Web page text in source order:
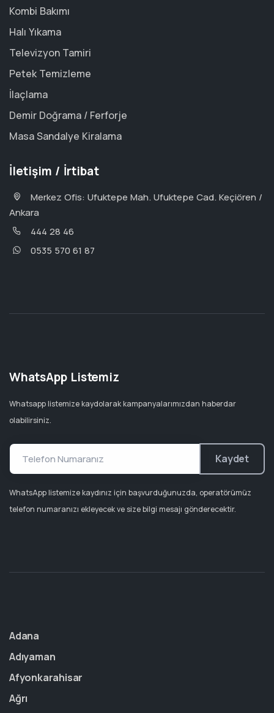
Kombi Bakımı
Halı Yıkama
Televizyon Tamiri
Petek Temizleme
İlaçlama
Demir Doğrama / Ferforje
Masa Sandalye Kiralama
İletişim / İrtibat
Merkez Ofis: Ufuktepe Mah. Ufuktepe Cad. Keçiören /
Ankara
444 28 46
0535 570 61 87
WhatsApp Listemiz
Whatsapp listemize kaydolarak kampanyalarımızdan haberdar
olabilirsiniz.
Kaydet
WhatsApp listemize kaydınız için başvurduğunuzda, operatörümüz
telefon numaranızı ekleyecek ve size bilgi mesajı gönderecektir.
Adana
Adıyaman
Afyonkarahisar
Ağrı